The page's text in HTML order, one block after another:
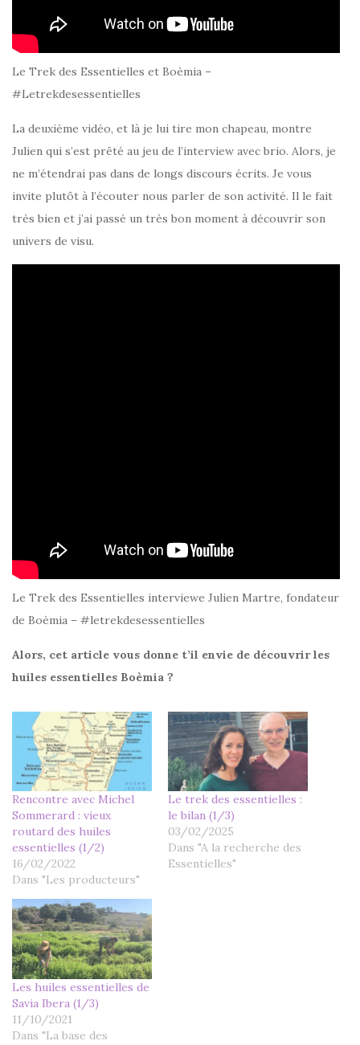
Le Trek des Essentielles et Boèmia –
#Letrekdesessentielles
La deuxième vidéo, et là je lui tire mon chapeau, montre
Julien qui s’est prêté au jeu de l’interview avec brio. Alors, je
ne m’étendrai pas dans de longs discours écrits. Je vous
invite plutôt à l’écouter nous parler de son activité. Il le fait
très bien et j’ai passé un très bon moment à découvrir son
univers de visu.
Le Trek des Essentielles interviewe Julien Martre, fondateur
de Boèmia – #letrekdesessentielles
Alors, cet article vous donne t’il envie de découvrir les
huiles essentielles Boèmia ?
Rencontre avec Michel
Sommerard : vieux
routard des huiles
essentielles (1/2)
16/02/2022
Dans "Les producteurs"
Le trek des essentielles :
le bilan (1/3)
03/02/2025
Dans "A la recherche des
Essentielles"
Les huiles essentielles de
Savia Ibera (1/3)
11/10/2021
Dans "La base des